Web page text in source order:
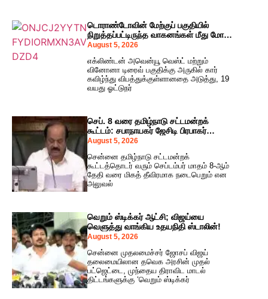
டொராண்டோவின் மேற்குப் பகுதியில்
நிறுத்தப்பட்டிருந்த வாகனங்கள் மீது மோதி
கவிழ்ந்த கார்: காவல்துறை
August 5, 2026
எக்லிண்டன் அவென்யூ வெஸ்ட் மற்றும்
வினோனா டிரைவ் பகுதிக்கு அருகில் கார்
கவிழ்ந்து விபத்துக்குள்ளானதை அடுத்து, 19
வயது ஓட்டுநர்
செப். 8 வரை தமிழ்நாடு சட்டமன்றக்
கூட்டம்: சபாநாயகர் ஜேசிடி பிரபாகர்
அறிவிப்பு !
August 5, 2026
சென்னை தமிழ்நாடு சட்டமன்றக்
கூட்டத்தொடர் வரும் செப்டம்பர் மாதம் 8-ஆம்
தேதி வரை மிகத் தீவிரமாக நடைபெறும் என
அலுவல்
வெறும் ஸ்டிக்கர் ஆட்சி; விஜய்யை
வெளுத்து வாங்கிய உதயநிதி ஸ்டாலின்!
August 5, 2026
சென்னை முதலமைச்சர் ஜோசப் விஜய்
தலைமையிலான தவெக அரசின் முதல்
பட்ஜெட்டை, முந்தைய திராவிட மாடல்
திட்டங்களுக்கு ‘வெறும் ஸ்டிக்கர்